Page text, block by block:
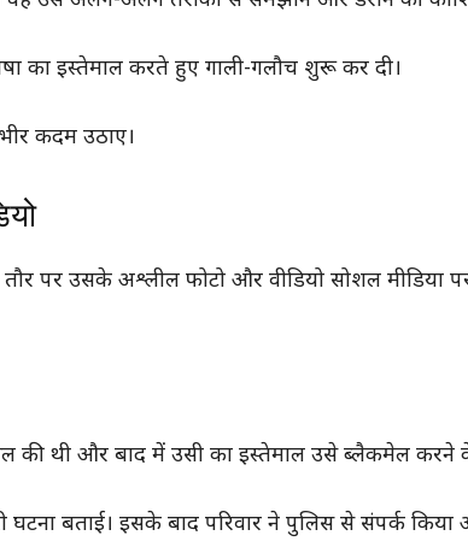
का इस्तेमाल करते हुए गाली-गलौच शुरू कर दी।
कदम उठाए।
पर उसके अश्लील फोटो और वीडियो सोशल मीडिया
की थी और बाद में उसी का इस्तेमाल उसे ब्लैकमेल करने
घटना बताई। इसके बाद परिवार ने पुलिस से संपर्क